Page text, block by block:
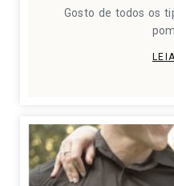
Gosto de todos os